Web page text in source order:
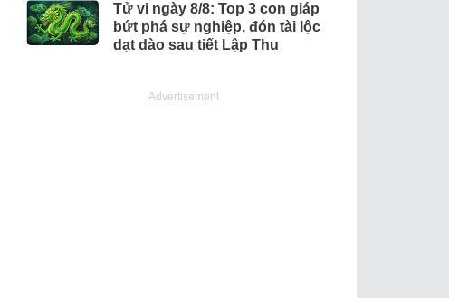
Tử vi ngày 8/8: Top 3 con giáp
bứt phá sự nghiệp, đón tài lộc
dạt dào sau tiết Lập Thu
Advertisement